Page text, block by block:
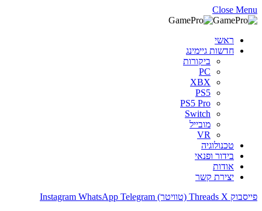
Close Menu
ראשי
חדשות גיימינג
ביקורות
PC
XBX
PS5
PS5 Pro
Switch
מובייל
VR
טכנולוגיה
בידור ופנאי
אודות
יצירת קשר
פייסבוק
Threads X (טוויטר) Instagram WhatsApp Telegram